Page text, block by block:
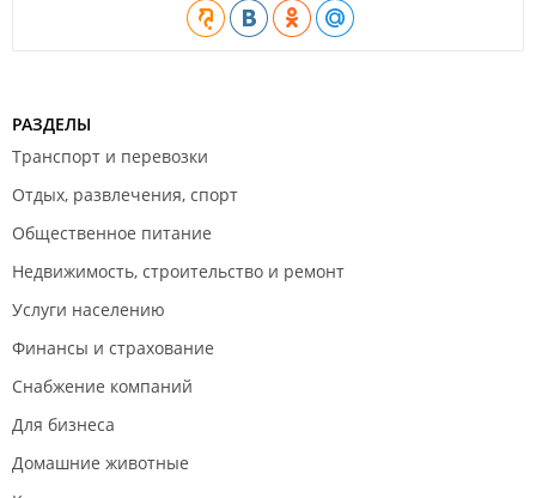
РАЗДЕЛЫ
Транспорт и перевозки
Отдых, развлечения, спорт
Общественное питание
Недвижимость, строительство и ремонт
Услуги населению
Финансы и страхование
Снабжение компаний
Для бизнеса
Домашние животные